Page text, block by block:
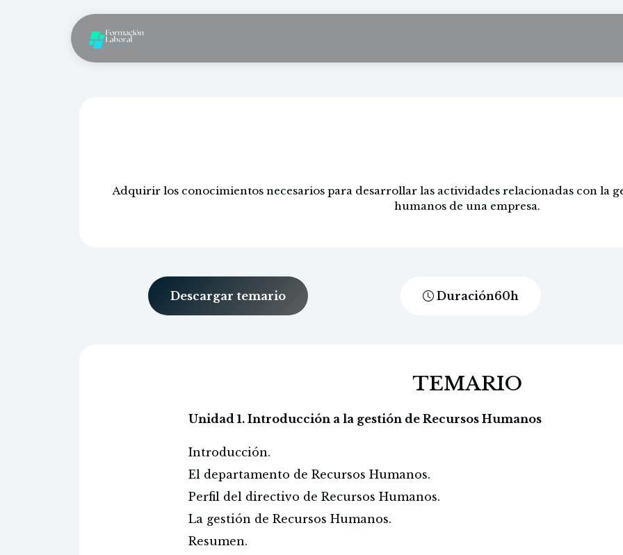
Adquirir los conocimientos necesarios para desarrollar las actividades relacionadas con la
humanos de una empresa.
Descargar temario Duración60h
TEMARIO
Unidad 1. Introducción a la gestión de Recursos Humanos
Introducción.
El departamento de Recursos Humanos.
Perfil del directivo de Recursos Humanos.
La gestión de Recursos Humanos.
Resumen.